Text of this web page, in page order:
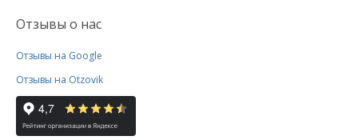
Отзывы о нас
Отзывы на Google
Отзывы на Otzovik